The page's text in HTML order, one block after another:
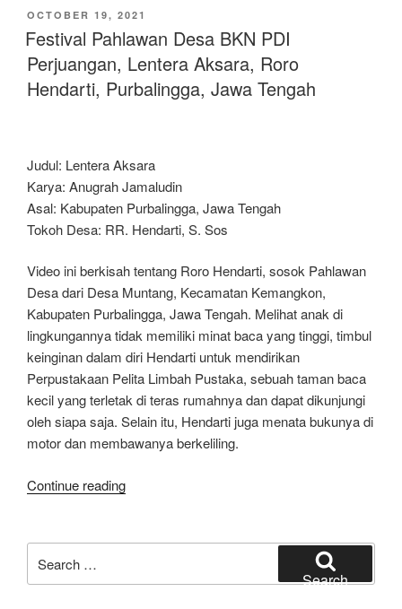
Desa
BKN
PDI
Perjuangan,
Tinju
Basur,
Purbalingga,
Jawa
Tengah”
POSTED
ON
OCTOBER 19, 2021
Festival Pahlawan Desa BKN PDI
Perjuangan, Lentera Aksara, Roro
Hendarti, Purbalingga, Jawa Tengah
Judul: Lentera Aksara
Karya: Anugrah Jamaludin
Asal: Kabupaten Purbalingga, Jawa Tengah
Tokoh Desa: RR. Hendarti, S. Sos
Video ini berkisah tentang Roro Hendarti, sosok Pahlawan
Desa dari Desa Muntang, Kecamatan Kemangkon,
Kabupaten Purbalingga, Jawa Tengah. Melihat anak di
lingkungannya tidak memiliki minat baca yang tinggi, timbul
keinginan dalam diri Hendarti untuk mendirikan
Perpustakaan Pelita Limbah Pustaka, sebuah taman baca
kecil yang terletak di teras rumahnya dan dapat dikunjungi
oleh siapa saja. Selain itu, Hendarti juga menata bukunya di
motor dan membawanya berkeliling.
Continue reading“Festival
BKN
Perjuangan,
for:
Search